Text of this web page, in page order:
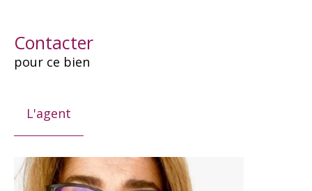
Contacter
pour ce bien
L'agent